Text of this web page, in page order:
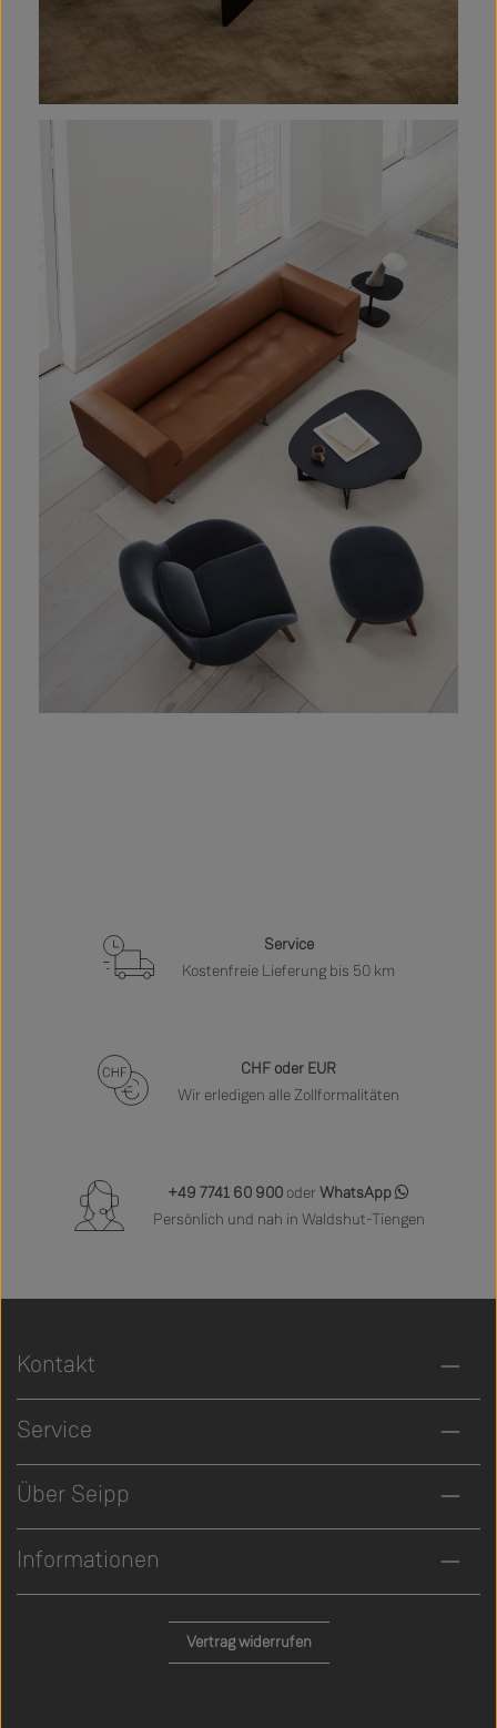
Service
Kostenfreie Lieferung bis 50 km
CHF oder EUR
Wir erledigen alle Zollformalitäten
+49 7741 60 900 oder WhatsApp
Persönlich und nah in Waldshut-Tiengen
Kontakt
Service
Über Seipp
Informationen
Vertrag widerrufen